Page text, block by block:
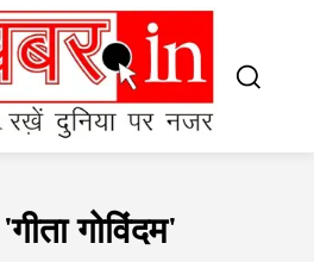
'गीता गोविंदम'